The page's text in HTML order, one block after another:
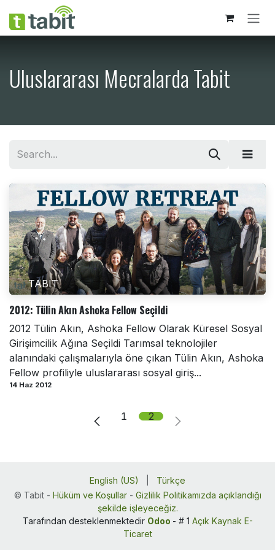
İçereği Atla
Uluslararası Mecralarda Tabit
TABIT
2012: Tülin Akın Ashoka Fellow Seçildi
2012 Tülin Akın, Ashoka Fellow Olarak Küresel Sosyal
Girişimcilik Ağına Seçildi Tarımsal teknolojiler
alanındaki çalışmalarıyla öne çıkan Tülin Akın, Ashoka
Fellow profiliyle uluslararası sosyal giriş...
14 Haz 2012
1 2
© Tabit- Hüküm ve Koşullar- Gizlilik Politikamızda açıklandığı
şekilde işleyeceğiz.
English (US) Türkçe
Tarafından desteklenmektedir Odoo - # 1 Açık Kaynak E-
Ticaret